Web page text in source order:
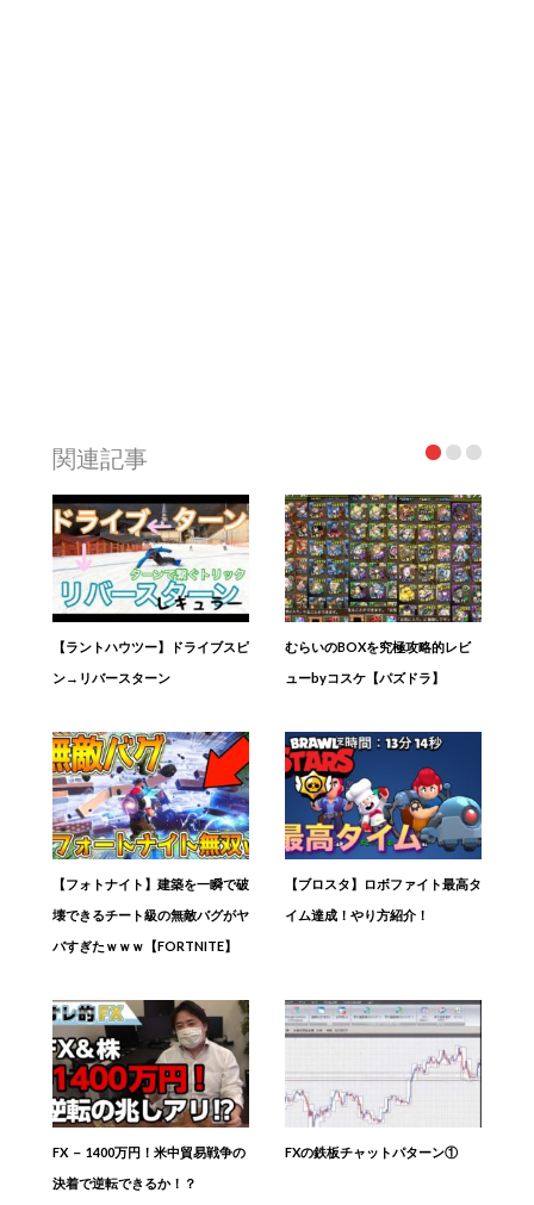
関連記事
【ラントハウツー】ドライブスピ
ン→リバースターン
むらいのBOXを究極攻略的レビ
ューbyコスケ【パズドラ】
【フォトナイト】建築を一瞬で破
壊できるチート級の無敵バグがヤ
バすぎたｗｗｗ【FORTNITE】
【ブロスタ】ロボファイト最高タ
イム達成！やり方紹介！
FX － 1400万円！米中貿易戦争の
決着で逆転できるか！？
FXの鉄板チャットパターン①